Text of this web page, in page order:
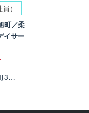
）
町／柔
イサー
3…